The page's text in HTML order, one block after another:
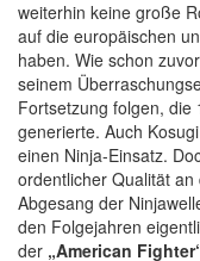
weiterhin keine große
auf die europäischen
haben. Wie schon
seinem
Fortsetzung folgen, die
generierte. Auch
einen Ninja-Einsatz.
ordentlicher Qualität
Abgesang der
den Folgejahren
der „American